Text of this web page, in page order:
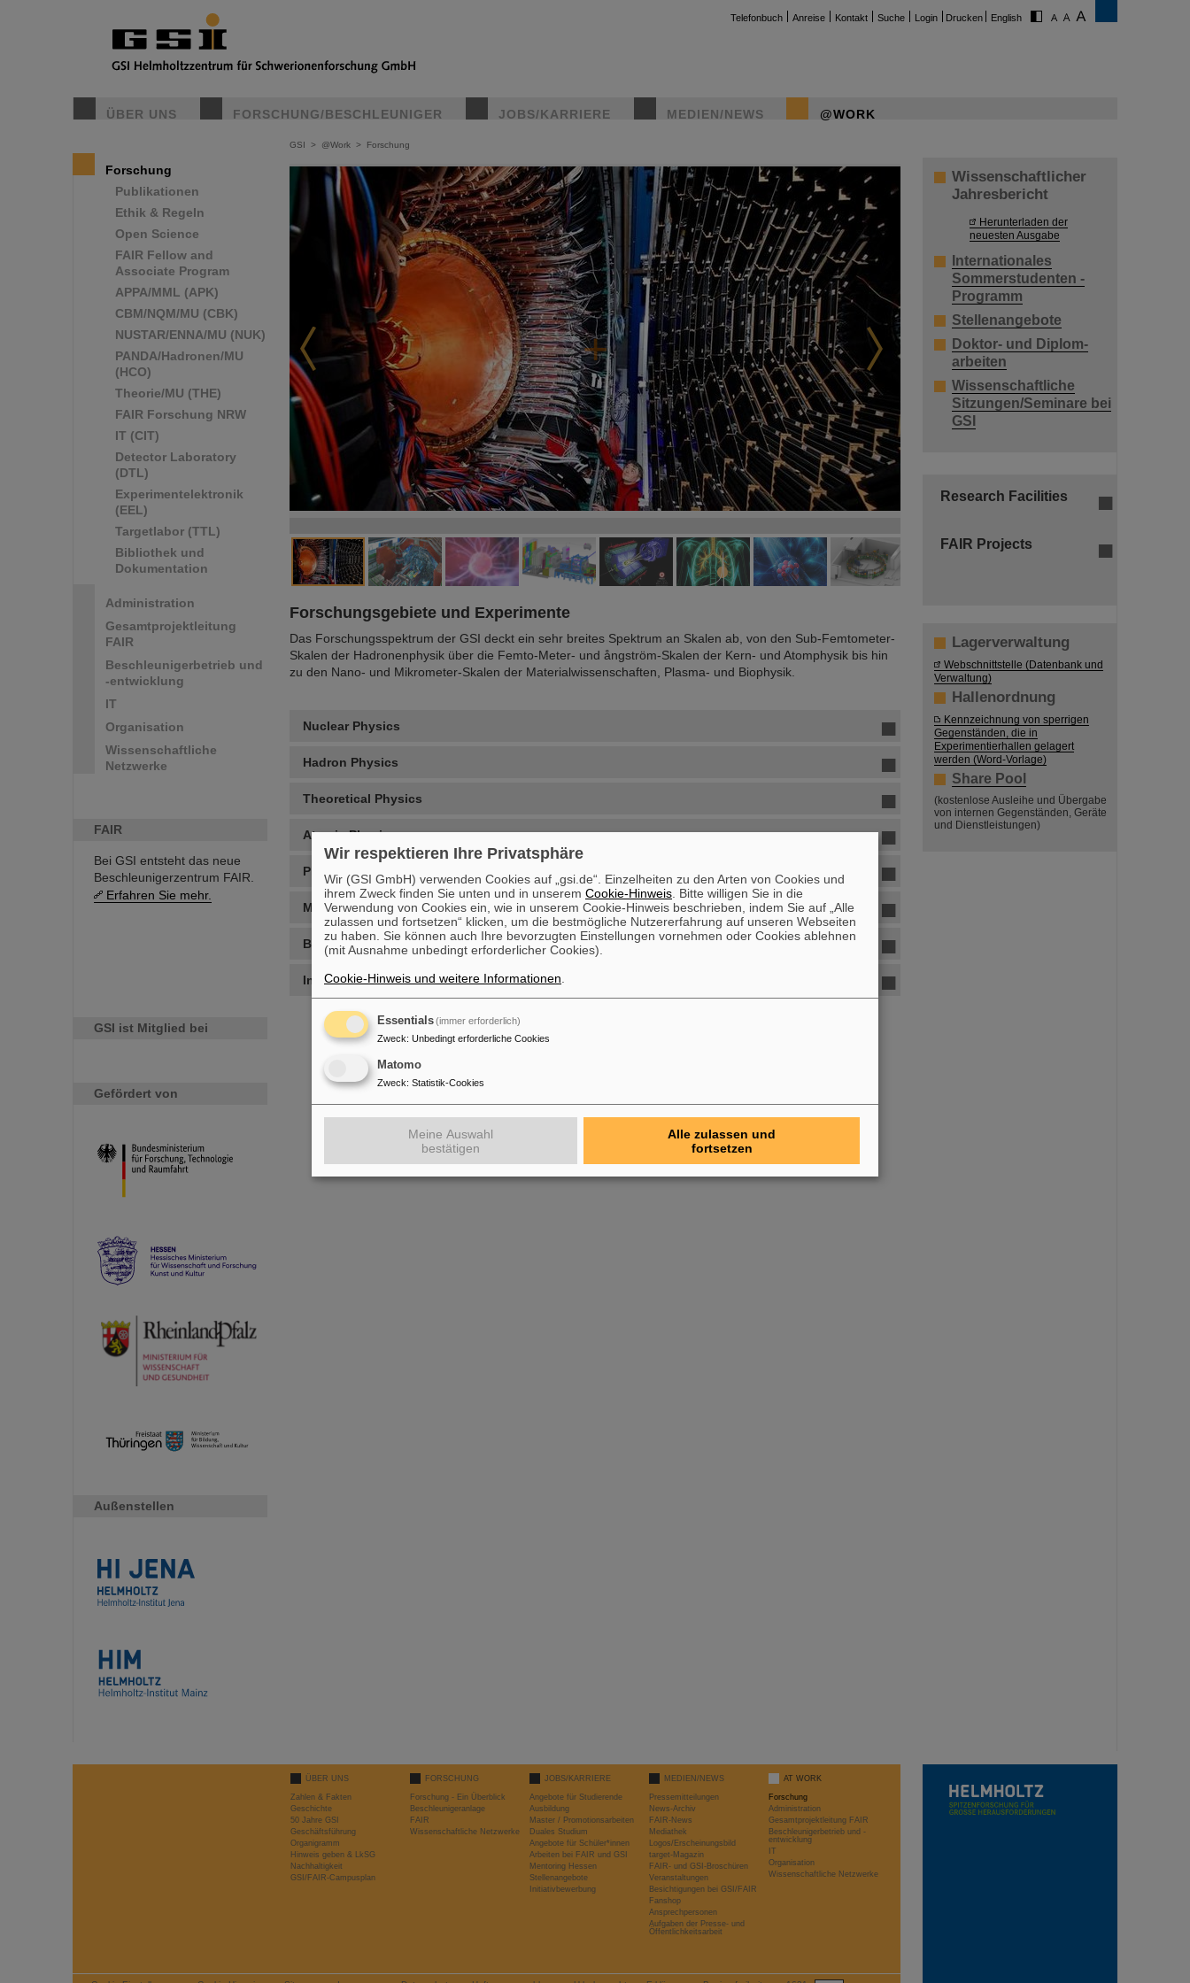
Telefonbuch Anreise Kontakt Suche Login Drucken English
ÜBER UNS FORSCHUNG/BESCHLEUNIGER JOBS/KARRIERE MEDIEN/NEWS @WORK
Forschung
Publikationen
Ethik & Regeln
Open Science
FAIR Fellow and
Associate Program
APPA/MML (APK)
CBM/NQM/MU (CBK)
NUSTAR/ENNA/MU (NUK)
PANDA/Hadronen/MU
(HCO)
Theorie/MU (THE)
FAIR Forschung NRW
IT (CIT)
Detector Laboratory
(DTL)
Experimentelektronik
(EEL)
Targetlabor (TTL)
Bibliothek und
Dokumentation
Administration
Gesamtprojektleitung
FAIR
Beschleunigerbetrieb und
-entwicklung
IT
Organisation
Wissenschaftliche
Netzwerke
FAIR
Bei GSI entsteht das neue
Beschleunigerzentrum FAIR.
Erfahren Sie mehr.
GSI ist Mitglied bei
Gefördert von
Außenstellen
GSI > @Work > Forschung
©
© ©
Forschungsgebiete und Experimente
Das Forschungsspektrum der GSI deckt ein sehr breites Spektrum an Skalen ab, von den Sub-Femtometer-
Skalen der Hadronenphysik über die Femto-Meter- und ångström-Skalen der Kern- und Atomphysik bis hin
zu den Nano- und Mikrometer-Skalen der Materialwissenschaften, Plasma- und Biophysik.
Nuclear Physics
Hadron Physics
Theoretical Physics
Atomic Physics
Plasma Physics
Materials Research
Biophysics & Medical Developments
Information Technology
Wissenschaftlicher
Jahresbericht
Herunterladen der
neuesten Ausgabe
Internationales
Sommerstudenten -
Programm
Stellenangebote
Doktor- und Diplom-
arbeiten
Wissenschaftliche
Sitzungen/Seminare bei
GSI
Research Facilities
FAIR Projects
Lagerverwaltung
Webschnittstelle (Datenbank und
Verwaltung)
Hallenordnung
Kennzeichnung von sperrigen
Gegenständen, die in
Experimentierhallen gelagert
werden (Word-Vorlage)
Share Pool
(kostenlose Ausleihe und Übergabe
von internen Gegenständen, Geräte
und Dienstleistungen)
ÜBER UNS
Zahlen & Fakten
Geschichte
50 Jahre GSI
Geschäftsführung
Organigramm
Hinweis geben & LkSG
Nachhaltigkeit
GSI/FAIR-Campusplan
FORSCHUNG
Forschung - Ein Überblick
Beschleunigeranlage
FAIR
Wissenschaftliche Netzwerke
JOBS/KARRIERE
Angebote für Studierende
Ausbildung
Master / Promotionsarbeiten
Duales Studium
Angebote für Schüler*innen
Arbeiten bei FAIR und GSI
Mentoring Hessen
Stellenangebote
Initiativbewerbung
MEDIEN/NEWS
Pressemitteilungen
News-Archiv
FAIR-News
Mediathek
Logos/Erscheinungsbild
target-Magazin
FAIR- und GSI-Broschüren
Veranstaltungen
Besichtigungen bei GSI/FAIR
Fanshop
Ansprechpersonen
Aufgaben der Presse- und
Öffentlichkeitsarbeit
AT WORK
Forschung
Administration
Gesamtprojektleitung FAIR
Beschleunigerbetrieb und -
entwicklung
IT
Organisation
Wissenschaftliche Netzwerke
Wir respektieren Ihre Privatsphäre
Wir (GSI GmbH) verwenden Cookies auf „gsi.de“. Einzelheiten zu den Arten von Cookies und
ihrem Zweck finden Sie unten und in unserem Cookie-Hinweis . Bitte willigen Sie in die
Verwendung von Cookies ein, wie in unserem Cookie-Hinweis beschrieben, indem Sie auf „Alle
zulassen und fortsetzen“ klicken, um die bestmögliche Nutzererfahrung auf unseren Webseiten
zu haben. Sie können auch Ihre bevorzugten Einstellungen vornehmen oder Cookies ablehnen
(mit Ausnahme unbedingt erforderlicher Cookies).
Cookie-Hinweis und weitere Informationen
Essentials(immer erforderlich)
Zweck: Unbedingt erforderliche Cookies
Matomo
Zweck: Statistik-Cookies
Meine Auswahl
bestätigen
Alle zulassen und
fortsetzen